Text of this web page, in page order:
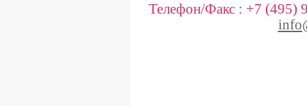
Телефон/Факс : +7 (495)